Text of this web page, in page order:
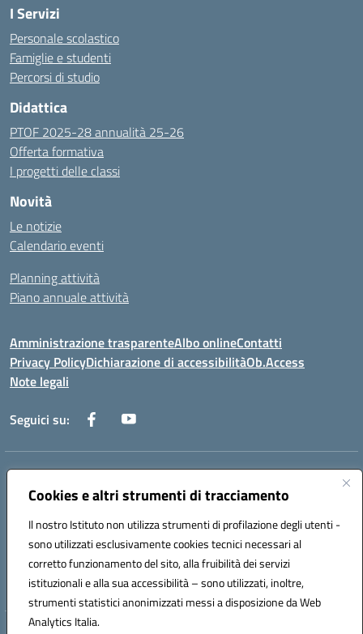
Cookies e altri strumenti di tracciamento
Il nostro Istituto non utilizza strumenti di profilazione degli utenti -
sono utilizzati esclusivamente cookies tecnici necessari al
corretto funzionamento del sito, alla fruibilità dei servizi
istituzionali e alla sua accessibilità – sono utilizzati, inoltre,
strumenti statistici anonimizzati messi a disposizione da Web
Analytics Italia.
I Servizi
Personale scolastico
Famiglie e studenti
Percorsi di studio
Didattica
PTOF 2025-28 annualità 25-26
Offerta formativa
I progetti delle classi
Novità
Le notizie
Calendario eventi
Planning attività
Piano annuale attività
Amministrazione trasparenteAlbo onlineContatti
Privacy PolicyDichiarazione di accessibilitàOb.Access
Note legali
Seguici su:
Indirizzo:
Centralino:0733/815931 - 0733/784180
Posta elettronica certificata (PEC):MCIS00200P@pec.istruzione.it
Codice fiscale: 80006860433
Codice meccanografico: MCIS00200P